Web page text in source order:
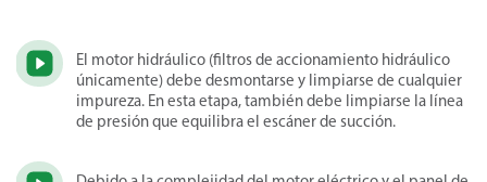
El motor hidráulico (filtros de accionamiento hidráulico
únicamente) debe desmontarse y limpiarse de cualquier
impureza. En esta etapa, también debe limpiarse la línea
de presión que equilibra el escáner de succión.